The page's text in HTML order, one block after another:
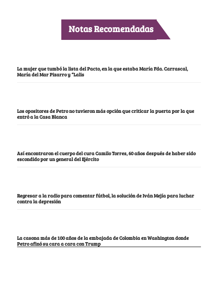
Notas Recomendadas
La mujer que tumbó la lista del Pacto, en la que estaba María Fda. Carrascal,
María del Mar Pizarro y “Lalis
Los opositores de Petro no tuvieron más opción que criticar la puerta por la que
entró a la Casa Blanca
Así encontraron el cuerpo del cura Camilo Torres, 60 años después de haber sido
escondido por un general del Ejército
Regresar a la radio para comentar fútbol, la solución de Iván Mejía para luchar
contra la depresión
La casona más de 100 años de la embajada de Colombia en Washington donde
Petro afinó su cara a cara con Trump